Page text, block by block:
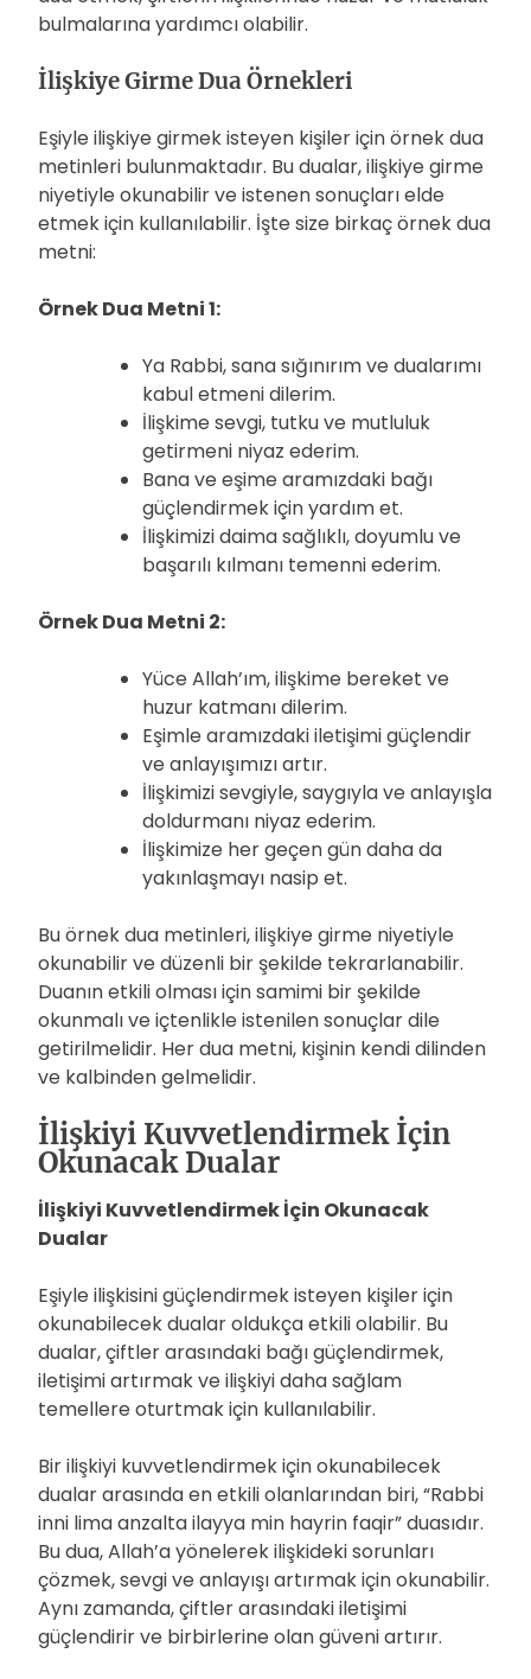
bulmalarına yardımcı olabilir.
İlişkiye Girme Dua Örnekleri
Eşiyle ilişkiye girmek isteyen kişiler için örnek dua
metinleri bulunmaktadır. Bu dualar, ilişkiye girme
niyetiyle okunabilir ve istenen sonuçları elde
etmek için kullanılabilir. İşte size birkaç örnek dua
metni:
Örnek Dua Metni 1:
Ya Rabbi, sana sığınırım ve dualarımı
kabul etmeni dilerim.
İlişkime sevgi, tutku ve mutluluk
getirmeni niyaz ederim.
Bana ve eşime aramızdaki bağı
güçlendirmek için yardım et.
İlişkimizi daima sağlıklı, doyumlu ve
başarılı kılmanı temenni ederim.
Örnek Dua Metni 2:
Yüce Allah’ım, ilişkime bereket ve
huzur katmanı dilerim.
Eşimle aramızdaki iletişimi güçlendir
ve anlayışımızı artır.
İlişkimizi sevgiyle, saygıyla ve anlayışla
doldurmanı niyaz ederim.
İlişkimize her geçen gün daha da
yakınlaşmayı nasip et.
Bu örnek dua metinleri, ilişkiye girme niyetiyle
okunabilir ve düzenli bir şekilde tekrarlanabilir.
Duanın etkili olması için samimi bir şekilde
okunmalı ve içtenlikle istenilen sonuçlar dile
getirilmelidir. Her dua metni, kişinin kendi dilinden
ve kalbinden gelmelidir.
İlişkiyi Kuvvetlendirmek İçin
Okunacak Dualar
İlişkiyi Kuvvetlendirmek İçin Okunacak
Dualar
Eşiyle ilişkisini güçlendirmek isteyen kişiler için
okunabilecek dualar oldukça etkili olabilir. Bu
dualar, çiftler arasındaki bağı güçlendirmek,
iletişimi artırmak ve ilişkiyi daha sağlam
temellere oturtmak için kullanılabilir.
Bir ilişkiyi kuvvetlendirmek için okunabilecek
dualar arasında en etkili olanlarından biri, “Rabbi
inni lima anzalta ilayya min hayrin faqir” duasıdır.
Bu dua, Allah’a yönelerek ilişkideki sorunları
çözmek, sevgi ve anlayışı artırmak için okunabilir.
Aynı zamanda, çiftler arasındaki iletişimi
güçlendirir ve birbirlerine olan güveni artırır.